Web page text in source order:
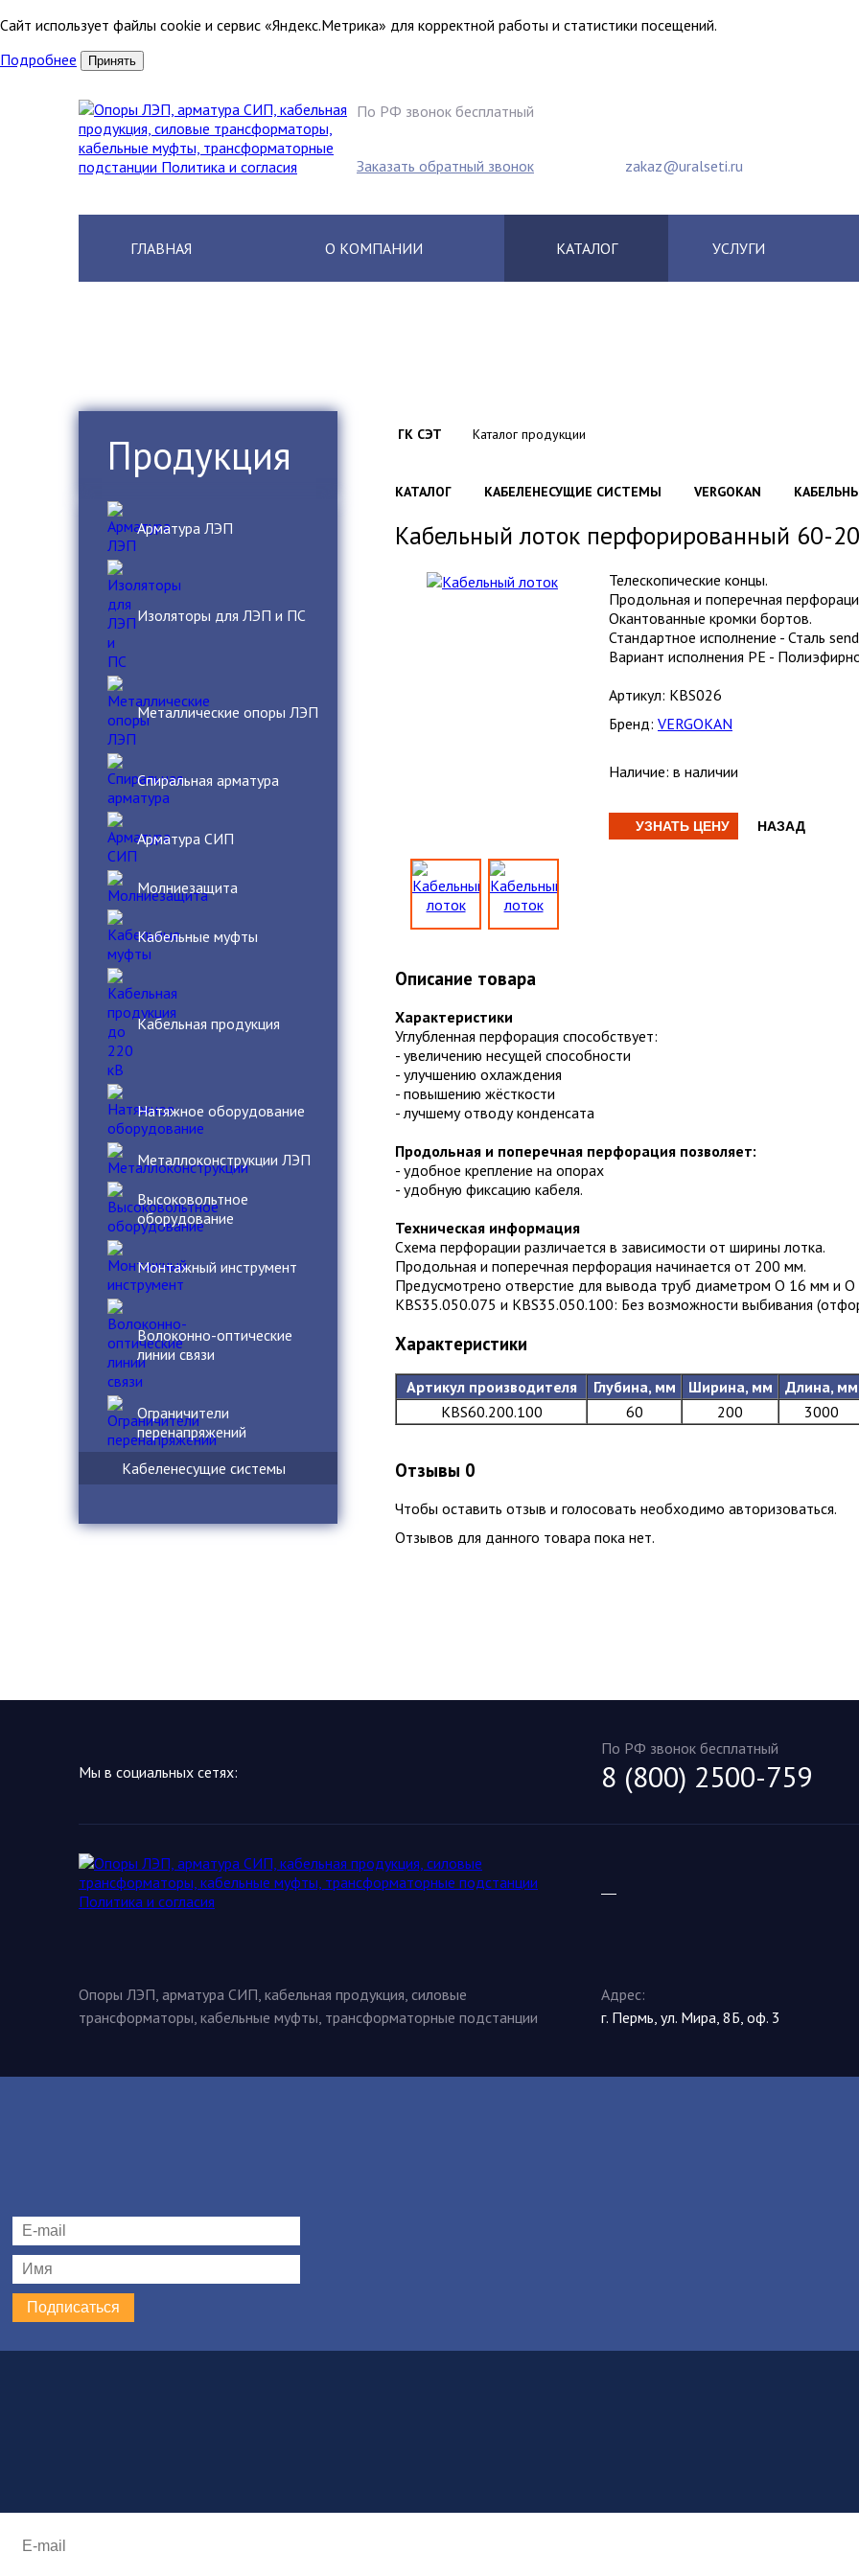
Сайт использует файлы cookie и сервис «Яндекс.Метрика» для корректной работы и статистики посещений.
Подробнее
Принять
По РФ звонок бесплатный
Заказать обратный звонок zakaz@uralseti.ru
ГЛАВНАЯ О КОМПАНИИ КАТАЛОГ УСЛУГИ
Продукция
Арматура ЛЭП
Изоляторы для ЛЭП и ПС
Металлические опоры ЛЭП
Спиральная арматура
Арматура СИП
Молниезащита
Кабельные муфты
Кабельная продукция
Натяжное оборудование
Металлоконструкции ЛЭП
Высоковольтное
оборудование
Монтажный инструмент
Волоконно-оптические
линии связи
Ограничители
перенапряжений
Кабеленесущие системы
ГК СЭТ Каталог продукции
КАТАЛОГ КАБЕЛЕНЕСУЩИЕ СИСТЕМЫ VERGOKAN
Кабельный лоток перфорированный 60-
Телескопические концы.
Продольная и поперечная
Окантованные кромки бортов.
Стандартное исполнение - Сталь
Вариант исполнения PE -
Артикул: KBS026
Бренд: VERGOKAN
Наличие: в наличии
УЗНАТЬ ЦЕНУ НАЗАД
Описание товара
Характеристики
Углубленная перфорация способствует:
- увеличению несущей способности
- улучшению охлаждения
- повышению жёсткости
- лучшему отводу конденсата
Продольная и поперечная перфорация позволяет:
- удобное крепление на опорах
- удобную фиксацию кабеля.
Техническая информация
Схема перфорации различается в зависимости от ширины лотка.
Продольная и поперечная перфорация начинается от 200 мм.
Предусмотрено отверстие для вывода труб диаметром O 16 мм и
KBS35.050.075 и KBS35.050.100: Без возможности выбивания
Характеристики
Артикул производителя Глубина, мм Ширина, мм Длина, мм
KBS60.200.100
60 200 3000
Отзывы 0
Чтобы оcтавить отзыв и голосовать необходимо авторизоваться.
Отзывов для данного товара пока нет.
Мы в социальных сетях:
По РФ звонок бесплатный
8 (800) 2500-759
Опоры ЛЭП, арматура СИП, кабельная продукция, силовые
трансформаторы, кабельные муфты, трансформаторные подстанции
Адрес:
г. Пермь, ул. Мира, 8Б, оф. 3